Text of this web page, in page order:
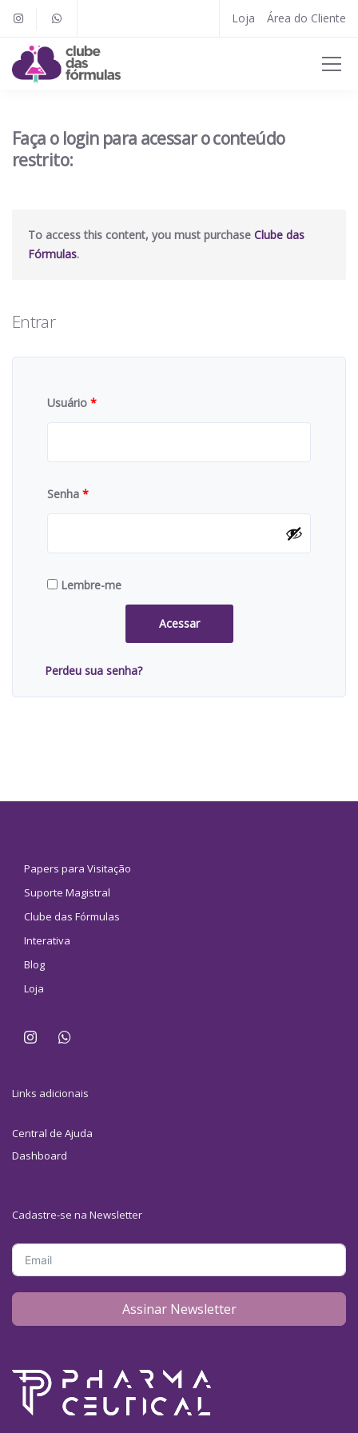
Loja Área do Cliente
Faça o login para acessar o conteúdo
restrito:
To access this content, you must purchase Clube das
Fórmulas.
Entrar
Usuário *
Senha *
Lembre-me
Acessar
Perdeu sua senha?
Papers para Visitação
Suporte Magistral
Clube das Fórmulas
Interativa
Blog
Loja
Links adicionais
Central de Ajuda
Dashboard
Cadastre-se na Newsletter
Assinar Newsletter